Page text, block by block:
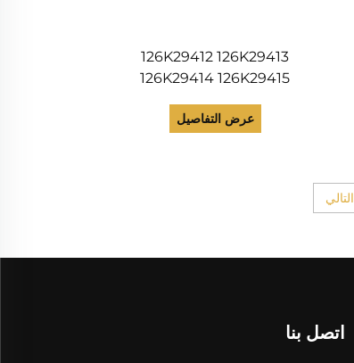
126K29412 126K29413
126K29414 126K29415
عرض التفاصيل
التالي
اتصل بنا